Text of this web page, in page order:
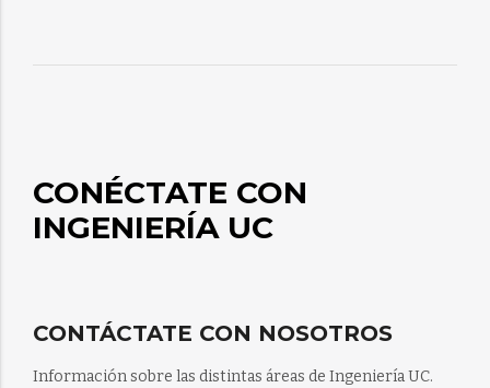
CONÉCTATE CON
INGENIERÍA UC
CONTÁCTATE CON NOSOTROS
Información sobre las distintas áreas de Ingeniería UC.